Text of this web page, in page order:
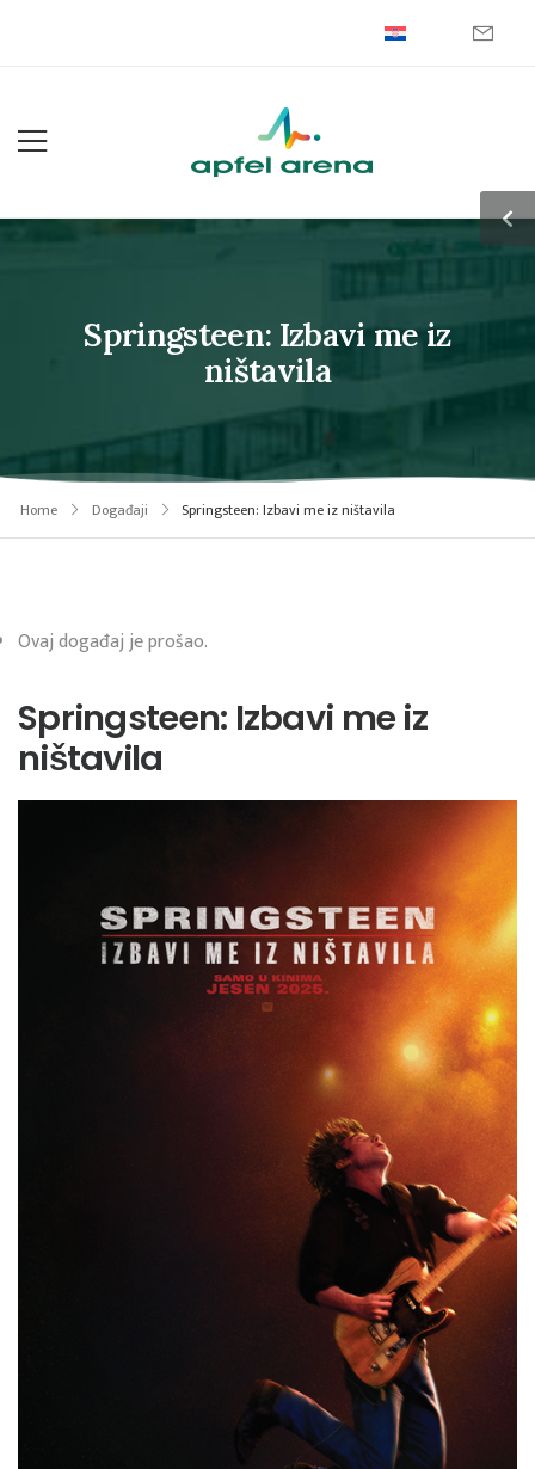
Springsteen: Izbavi me iz
ništavila
Home Događaji Springsteen: Izbavi me iz ništavila
Ovaj događaj je prošao.
Springsteen: Izbavi me iz
ništavila